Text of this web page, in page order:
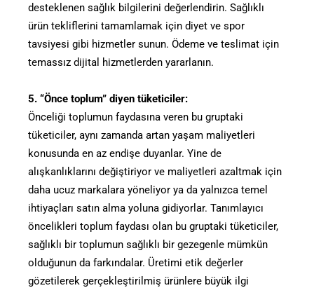
desteklenen sağlık bilgilerini değerlendirin. Sağlıklı
ürün tekliflerini tamamlamak için diyet ve spor
tavsiyesi gibi hizmetler sunun. Ödeme ve teslimat için
temassız dijital hizmetlerden yararlanın.
5. “Önce toplum” diyen tüketiciler:
Önceliği toplumun faydasına veren bu gruptaki
tüketiciler, aynı zamanda artan yaşam maliyetleri
konusunda en az endişe duyanlar. Yine de
alışkanlıklarını değiştiriyor ve maliyetleri azaltmak için
daha ucuz markalara yöneliyor ya da yalnızca temel
ihtiyaçları satın alma yoluna gidiyorlar. Tanımlayıcı
öncelikleri toplum faydası olan bu gruptaki tüketiciler,
sağlıklı bir toplumun sağlıklı bir gezegenle mümkün
olduğunun da farkındalar. Üretimi etik değerler
gözetilerek gerçekleştirilmiş ürünlere büyük ilgi